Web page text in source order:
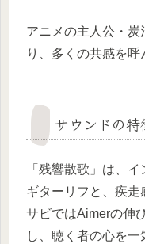
アニメの主人公・
り、多くの共感を呼
サウンドの特
「残響散歌」は、
ギターリフと、疾走
サビではAimerの伸
し、聴く者の心を一